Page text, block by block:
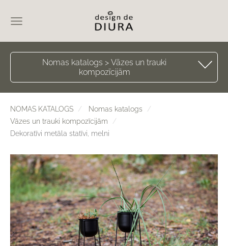
Nomas katalogs > Vāzes un trauki
kompozīcijām
NOMAS KATALOGS
Nomas katalogs
Vāzes un trauki kompozīcijām
Dekoratīvi metāla statīvi, melni